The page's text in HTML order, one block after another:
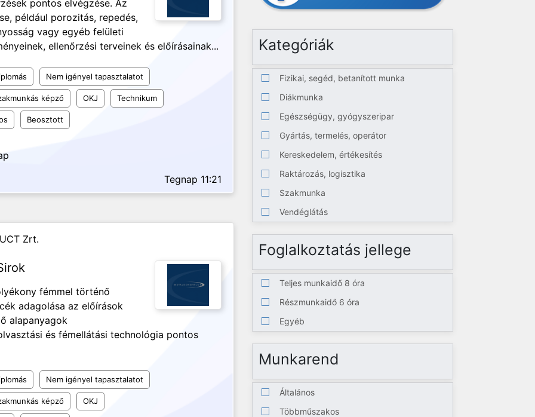
pontos elvégzése. Az
például porozitás, repedés,
vagy egyéb felületi
ellenőrzési terveinek és előírásainak...
Nem igényel tapasztalatot
képző OKJ Technikum
Beosztott
Tegnap 11:21
Zrt.
fémmel történő
adagolása az előírások
alapanyagok
és fémellátási technológia pontos
Nem igényel tapasztalatot
képző OKJ
Kategóriák
Fizikai, segéd, betanított munka
Diákmunka
Egészségügy, gyógyszeripar
Gyártás, termelés, operátor
Kereskedelem, értékesítés
Raktározás, logisztika
Szakmunka
Vendéglátás
Foglalkoztatás jellege
Teljes munkaidő 8 óra
Részmunkaidő 6 óra
Egyéb
Munkarend
Általános
Többműszakos